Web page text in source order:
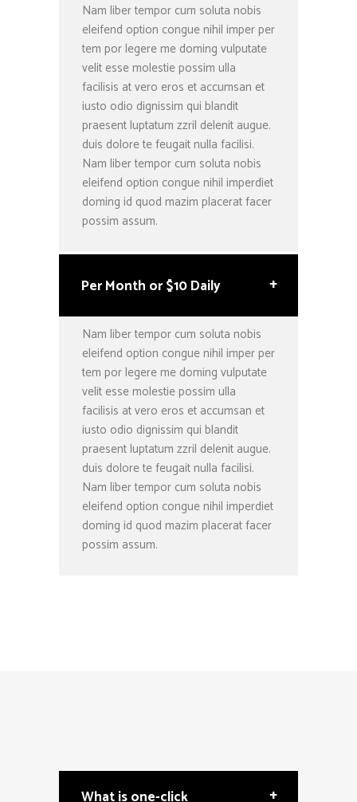
Nam liber tempor cum soluta nobis
eleifend option congue nihil imper per
tem por legere me doming vulputate
velit esse molestie possim ulla
facilisis at vero eros et accumsan et
iusto odio dignissim qui blandit
praesent luptatum zzril delenit augue.
duis dolore te feugait nulla facilisi.
Nam liber tempor cum soluta nobis
eleifend option congue nihil imperdiet
doming id quod mazim placerat facer
possim assum.
Per Month or $10 Daily +
Nam liber tempor cum soluta nobis
eleifend option congue nihil imper per
tem por legere me doming vulputate
velit esse molestie possim ulla
facilisis at vero eros et accumsan et
iusto odio dignissim qui blandit
praesent luptatum zzril delenit augue.
duis dolore te feugait nulla facilisi.
Nam liber tempor cum soluta nobis
eleifend option congue nihil imperdiet
doming id quod mazim placerat facer
possim assum.
What is one-click +